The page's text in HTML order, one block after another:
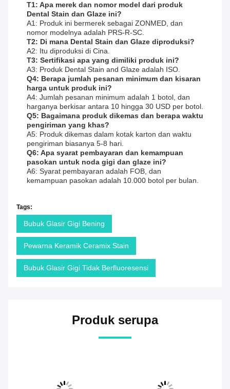
T1: Apa merek dan nomor model dari produk
Dental Stain dan Glaze ini?
A1: Produk ini bermerek sebagai ZONMED, dan
nomor modelnya adalah PRS-R-SC.
T2: Di mana Dental Stain dan Glaze diproduksi?
A2: Itu diproduksi di Cina.
T3: Sertifikasi apa yang dimiliki produk ini?
A3: Produk Dental Stain and Glaze adalah ISO.
Q4: Berapa jumlah pesanan minimum dan kisaran
harga untuk produk ini?
A4: Jumlah pesanan minimum adalah 1 botol, dan
harganya berkisar antara 10 hingga 30 USD per botol.
Q5: Bagaimana produk dikemas dan berapa waktu
pengiriman yang khas?
A5: Produk dikemas dalam kotak karton dan waktu
pengiriman biasanya 5-8 hari.
Q6: Apa syarat pembayaran dan kemampuan
pasokan untuk noda gigi dan glaze ini?
A6: Syarat pembayaran adalah FOB, dan
kemampuan pasokan adalah 10.000 botol per bulan.
Tags:
Bubuk Glasir Gigi Bening
Pewarna Keramik Ceramix Stain
Bubuk Glasir Gigi Tidak Berfluoresensi
Produk serupa